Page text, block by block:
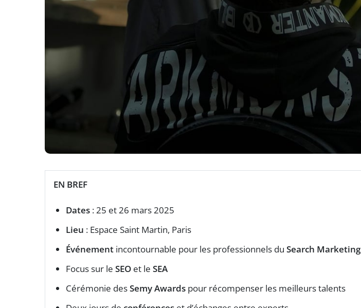
EN BREF
Dates : 25 et 26 mars 2025
Lieu : Espace Saint Martin, Paris
Événement incontournable pour les professionnels du Search Marketing
Focus sur le SEO et le SEA
Cérémonie desSemy Awards pour récompenser les meilleurs talents